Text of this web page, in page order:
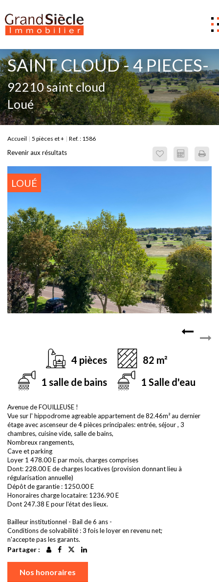
Estimer
Acheter
Louer
Gestion
SAINT CLOUD - 4 PIECES-
92210 saint cloud
Loué
Accueil 5 pièces et + Ref. : 1586
Revenir aux résultats
LOUÉ
4 pièces
82 m²
1 salle de bains
1 Salle d'eau
Avenue de FOUILLEUSE !
Vue sur l' hippodrome agreable appartement de 82.46m² au dernier
étage avec ascenseur de 4 pièces principales: entrée, séjour , 3
chambres, cuisine vide, salle de bains,
Nombreux rangements,
Cave et parking
Loyer 1 478.00 E par mois, charges comprises
Dont: 228.00 E de charges locatives (provision donnant lieu à
régularisation annuelle)
Dépôt de garantie : 1250.00 E
Honoraires charge locataire: 1236.90 E
Dont 247.38 E pour l'état des lieux.
Bailleur institutionnel - Bail de 6 ans -
Conditions de solvabilité : 3 fois le loyer en revenu net;
n'accepte pas les garants.
Partager :
Nos honoraires